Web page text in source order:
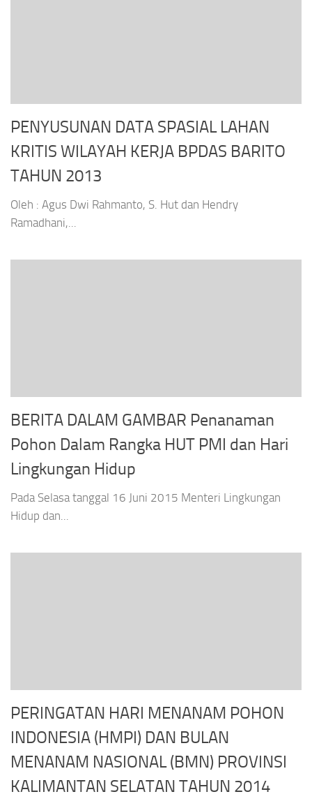
PENYUSUNAN DATA SPASIAL LAHAN
KRITIS WILAYAH KERJA BPDAS BARITO
TAHUN 2013
Oleh : Agus Dwi Rahmanto, S. Hut dan Hendry
Ramadhani,...
BERITA DALAM GAMBAR Penanaman
Pohon Dalam Rangka HUT PMI dan Hari
Lingkungan Hidup
Pada Selasa tanggal 16 Juni 2015 Menteri Lingkungan
Hidup dan...
PERINGATAN HARI MENANAM POHON
INDONESIA (HMPI) DAN BULAN
MENANAM NASIONAL (BMN) PROVINSI
KALIMANTAN SELATAN TAHUN 2014